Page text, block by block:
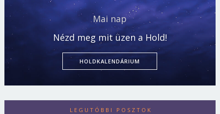
Mai nap
Nézd meg mit üzen a Hold!
HOLDKALENDÁRIUM
LEGUTÓBBI POSZTOK